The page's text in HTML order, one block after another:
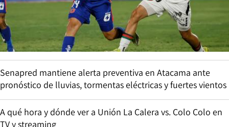
Senapred mantiene alerta preventiva en Atacama ante
pronóstico de lluvias, tormentas eléctricas y fuertes vientos
A qué hora y dónde ver a Unión La Calera vs. Colo Colo en
TV y streaming